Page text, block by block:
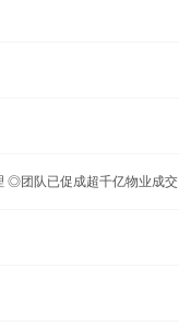
团队已促成超千亿物业成交